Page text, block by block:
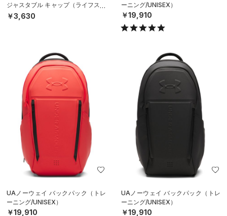
ジャスタブル キャップ（ライフスタ
イル/UNISEX）
￥3,630
ーニング/UNISEX）
￥19,910
UAノーウェイ バックパック（トレ
ーニング/UNISEX）
￥19,910
UAノーウェイ バックパック（トレ
ーニング/UNISEX）
￥19,910